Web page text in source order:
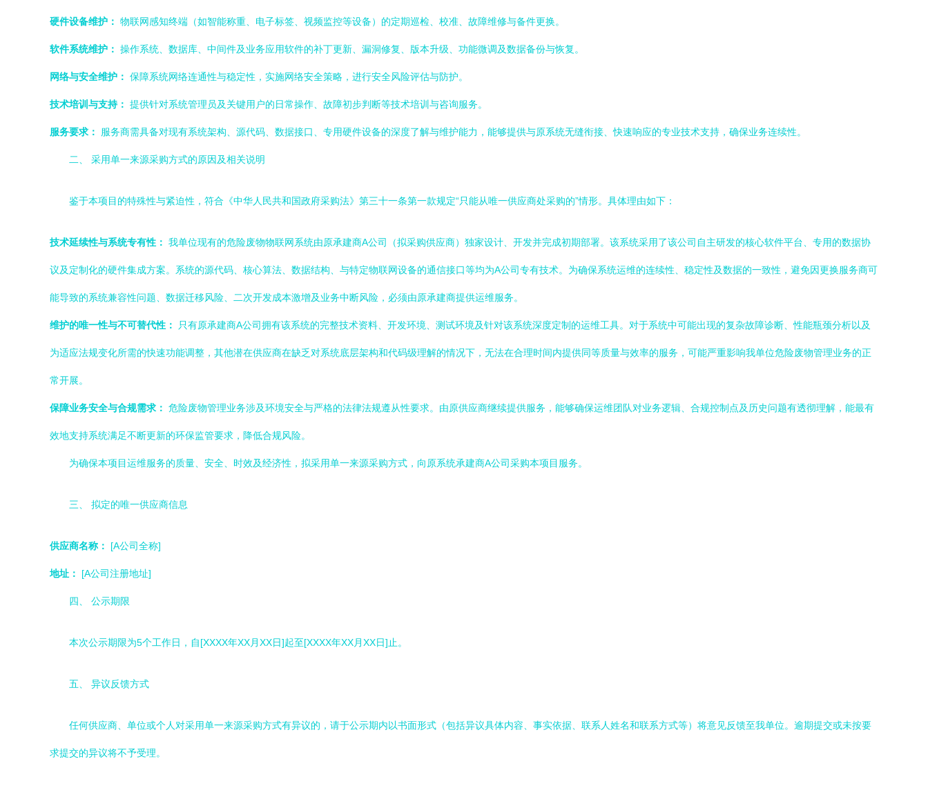
硬件设备维护： 物联网感知终端（如智能称重、电子标签、视频监控等设备）的定期巡检、校准、故障维修与备件更换。
软件系统维护： 操作系统、数据库、中间件及业务应用软件的补丁更新、漏洞修复、版本升级、功能微调及数据备份与恢复。
网络与安全维护： 保障系统网络连通性与稳定性，实施网络安全策略，进行安全风险评估与防护。
技术培训与支持： 提供针对系统管理员及关键用户的日常操作、故障初步判断等技术培训与咨询服务。
服务要求： 服务商需具备对现有系统架构、源代码、数据接口、专用硬件设备的深度了解与维护能力，能够提供与原系统无缝衔接、快速响应的专业技术支持，确保业务连续性。
二、 采用单一来源采购方式的原因及相关说明
鉴于本项目的特殊性与紧迫性，符合《中华人民共和国政府采购法》第三十一条第一款规定“只能从唯一供应商处采购的”情形。具体理由如下：
技术延续性与系统专有性： 我单位现有的危险废物物联网系统由原承建商A公司（拟采购供应商）独家设计、开发并完成初期部署。该系统采用了该公司自主研发的核心软件平台、专用的数据协
议及定制化的硬件集成方案。系统的源代码、核心算法、数据结构、与特定物联网设备的通信接口等均为A公司专有技术。为确保系统运维的连续性、稳定性及数据的一致性，避免因更换服务商可
能导致的系统兼容性问题、数据迁移风险、二次开发成本激增及业务中断风险，必须由原承建商提供运维服务。
维护的唯一性与不可替代性： 只有原承建商A公司拥有该系统的完整技术资料、开发环境、测试环境及针对该系统深度定制的运维工具。对于系统中可能出现的复杂故障诊断、性能瓶颈分析以及
为适应法规变化所需的快速功能调整，其他潜在供应商在缺乏对系统底层架构和代码级理解的情况下，无法在合理时间内提供同等质量与效率的服务，可能严重影响我单位危险废物管理业务的正
常开展。
保障业务安全与合规需求： 危险废物管理业务涉及环境安全与严格的法律法规遵从性要求。由原供应商继续提供服务，能够确保运维团队对业务逻辑、合规控制点及历史问题有透彻理解，能最有
效地支持系统满足不断更新的环保监管要求，降低合规风险。
为确保本项目运维服务的质量、安全、时效及经济性，拟采用单一来源采购方式，向原系统承建商A公司采购本项目服务。
三、 拟定的唯一供应商信息
供应商名称： [A公司全称]
地址： [A公司注册地址]
四、 公示期限
本次公示期限为5个工作日，自[XXXX年XX月XX日]起至[XXXX年XX月XX日]止。
五、 异议反馈方式
任何供应商、单位或个人对采用单一来源采购方式有异议的，请于公示期内以书面形式（包括异议具体内容、事实依据、联系人姓名和联系方式等）将意见反馈至我单位。逾期提交或未按要
求提交的异议将不予受理。